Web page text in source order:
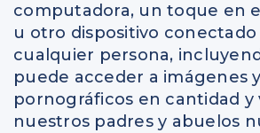
computadora, un toque en
u otro dispositivo
cualquier persona,
puede acceder a imágenes
pornográficos en cantidad y
nuestros padres y abuelos